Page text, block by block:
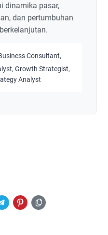
dinamika pasar,
dan pertumbuhan
Consultant,
Growth Strategist,
Analyst